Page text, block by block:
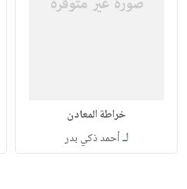
خراطة المعادن
لـأحمد ذكي بدر